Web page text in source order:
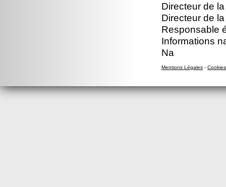
Directeur de
Directeur de
Responsable
Informations
Na
Mentions Légales - Cookies